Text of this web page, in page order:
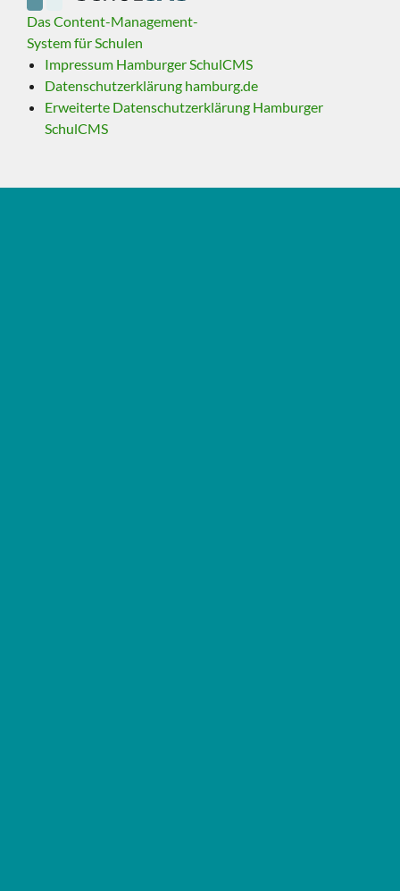
Das Content-Management-
System für Schulen
Impressum Hamburger SchulCMS
Datenschutzerklärung hamburg.de
Erweiterte Datenschutzerklärung Hamburger
SchulCMS